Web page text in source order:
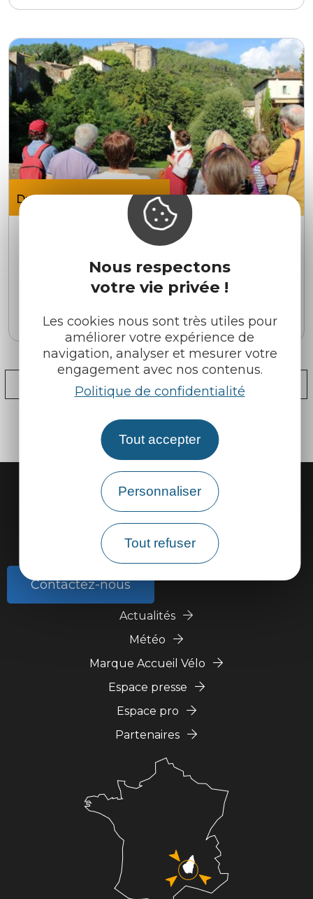
Nous respectons
votre vie privée !
Les cookies nous sont très utiles pour
améliorer votre expérience de
navigation, analyser et mesurer votre
engagement avec nos contenus.
Politique de confidentialité
Tout accepter
Personnaliser
Tout refuser
Du jeu. 2 juil. au jeu. 3 sept.
Visite guidée de Largentière
Visite guidée et/ou commentée
Largentière
RÉSERVABLE EN LIGNE
... 6 10
›
Contactez-nous
Actualités
Météo
Marque Accueil Vélo
Espace presse
Espace pro
Partenaires